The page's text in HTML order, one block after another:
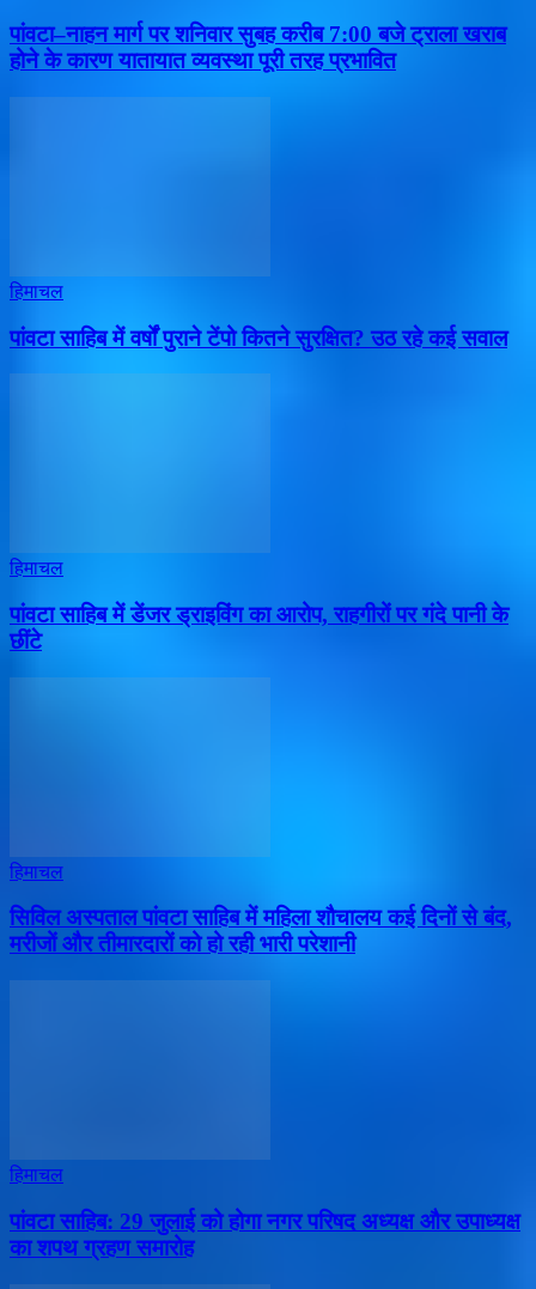
पांवटा–नाहन मार्ग पर शनिवार सुबह करीब 7:00 बजे ट्राला खराब
होने के कारण यातायात व्यवस्था पूरी तरह प्रभावित
हिमाचल
पांवटा साहिब में वर्षों पुराने टेंपो कितने सुरक्षित? उठ रहे कई सवाल
हिमाचल
पांवटा साहिब में डेंजर ड्राइविंग का आरोप, राहगीरों पर गंदे पानी के
छींटे
हिमाचल
सिविल अस्पताल पांवटा साहिब में महिला शौचालय कई दिनों से बंद,
मरीजों और तीमारदारों को हो रही भारी परेशानी
हिमाचल
पांवटा साहिब: 29 जुलाई को होगा नगर परिषद अध्यक्ष और उपाध्यक्ष
का शपथ ग्रहण समारोह